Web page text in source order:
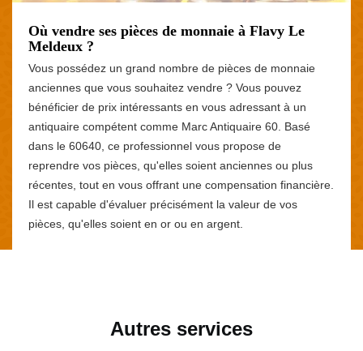
Où vendre ses pièces de monnaie à Flavy Le
Meldeux ?
Vous possédez un grand nombre de pièces de monnaie
anciennes que vous souhaitez vendre ? Vous pouvez
bénéficier de prix intéressants en vous adressant à un
antiquaire compétent comme Marc Antiquaire 60. Basé
dans le 60640, ce professionnel vous propose de
reprendre vos pièces, qu'elles soient anciennes ou plus
récentes, tout en vous offrant une compensation financière.
Il est capable d'évaluer précisément la valeur de vos
pièces, qu'elles soient en or ou en argent.
Autres services